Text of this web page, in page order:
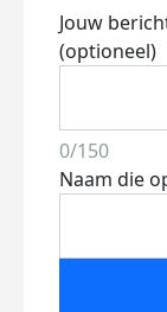
Jouw
(optioneel)
0/150
Naam die